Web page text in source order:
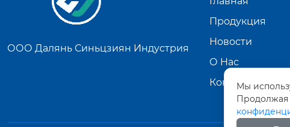
ООО Далянь Синьцзиян Индустрия
Продукция
Новости
О Hас
Контакты
Мы
Продолжая